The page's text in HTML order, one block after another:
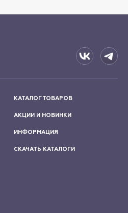
КАТАЛОГ ТОВАРОВ
АКЦИИ И НОВИНКИ
ИНФОРМАЦИЯ
СКАЧАТЬ КАТАЛОГИ